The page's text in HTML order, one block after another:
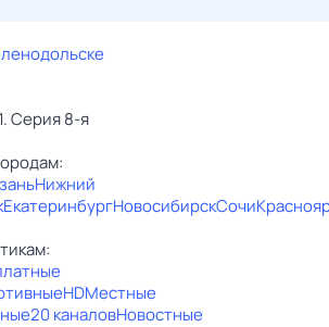
Серия 8-я
Нижний
ЕкатеринбургНовосибирскСочи
HDМестные
20 каналовНовостные